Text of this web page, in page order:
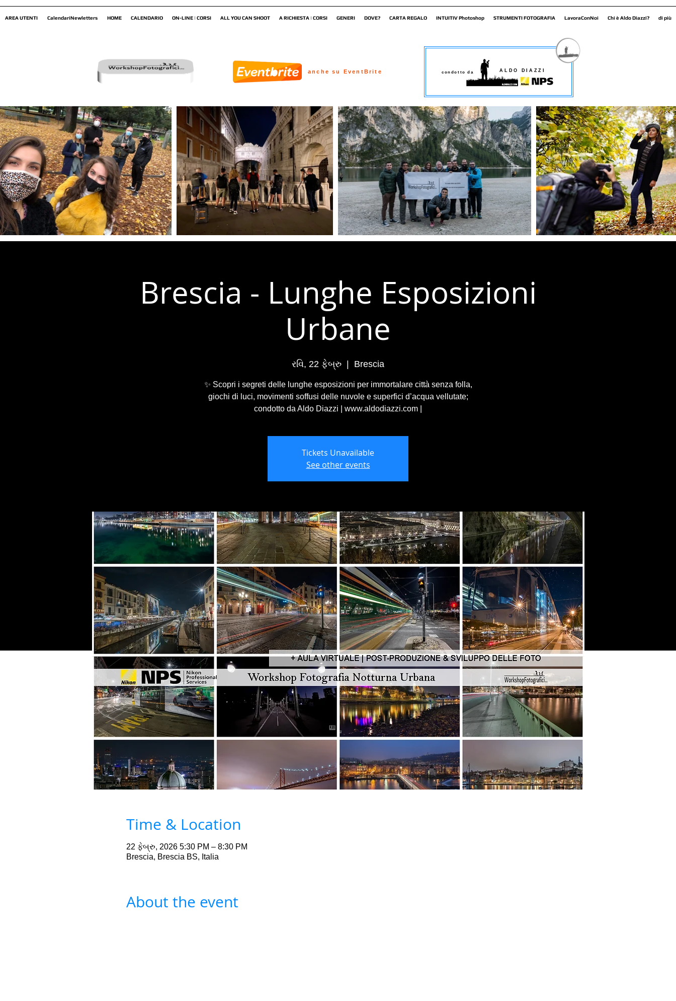
AREA UTENTI CalendariNewletters HOME CALENDARIO ON-LINE | CORSI ALL YOU CAN SHOOT A RICHIESTA | CORSI GENERI DOVE? CARTA REGALO INTUITIV Photoshop STRUMENTI FOTOGRAFIA LavoraConNoi Chi è Aldo Diazzi? di più
Brescia - Lunghe Esposizioni
Urbane
રવિ, 22 ફેબ્રુ Brescia
✨ Scopri i segreti delle lunghe esposizioni per immortalare città senza folla,
giochi di luci, movimenti soffusi delle nuvole e superfici d’acqua vellutate;
condotto da Aldo Diazzi | www.aldodiazzi.com |
Tickets Unavailable
See other events
Time & Location
22 ફેબ્રુ, 2026 5:30 PM – 8:30 PM
Brescia, Brescia BS, Italia
About the event
condotto da ALDO DIAZZI
anche su EventBrite